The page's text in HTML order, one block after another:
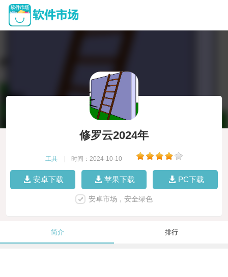
修罗云2024年
工具 时间：2024-10-10
安卓下载 苹果下载 PC下载
安卓市场，安全绿色
简介 排行